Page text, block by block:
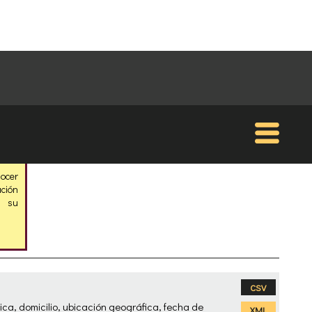
su
domicilio, ubicación geográfica, fecha de
CSV